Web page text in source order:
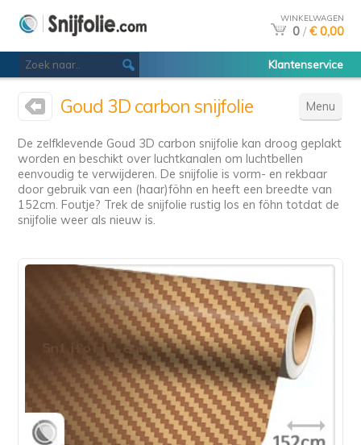
WINKELWAGEN
0 / € 0,00
Klantenservice
Menu
Goud 3D carbon snijfolie
De zelfklevende Goud 3D carbon snijfolie kan droog geplakt
worden en beschikt over luchtkanalen om luchtbellen
eenvoudig te verwijderen. De snijfolie is vorm- en rekbaar
door gebruik van een (haar)föhn en heeft een breedte van
152cm. Foutje? Trek de snijfolie rustig los en föhn totdat de
snijfolie weer als nieuw is.